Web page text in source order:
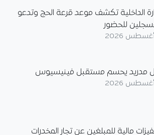
الداخلية تكشف موعد قرعة الحج وتدعو
للحضور
مدريد يحسم مستقبل فينيسيوس
مالية للمبلغين عن تجار المخدرات